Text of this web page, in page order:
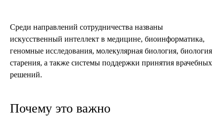
Среди направлений сотрудничества названы
искусственный интеллект в медицине, биоинформатика,
геномные исследования, молекулярная биология, биология
старения, а также системы поддержки принятия врачебных
решений.
Почему это важно